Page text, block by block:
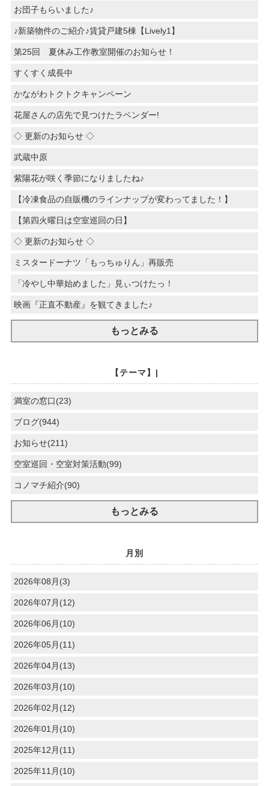
お団子もらいました♪
♪新築物件のご紹介♪賃貸戸建5棟【Lively1】
第25回 夏休み工作教室開催のお知らせ！
すくすく成長中
かながわトクトクキャンペーン
花屋さんの店先で見つけたラベンダー!
◇ 更新のお知らせ ◇
武蔵中原
紫陽花が咲く季節になりましたね♪
【冷凍食品の自販機のラインナップが変わってました！】
【第四火曜日は空室巡回の日】
◇ 更新のお知らせ ◇
ミスタードーナツ「もっちゅりん」再販売
「冷やし中華始めました」見ぃつけたっ！
映画『正直不動産』を観てきました♪
もっとみる
【テーマ】|
満室の窓口(23)
ブログ(944)
お知らせ(211)
空室巡回・空室対策活動(99)
コノマチ紹介(90)
もっとみる
月別
2026年08月(3)
2026年07月(12)
2026年06月(10)
2026年05月(11)
2026年04月(13)
2026年03月(10)
2026年02月(12)
2026年01月(10)
2025年12月(11)
2025年11月(10)